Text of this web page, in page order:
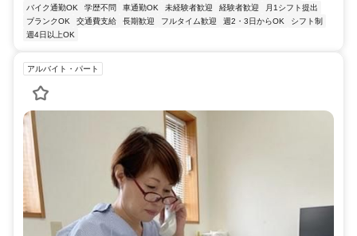
バイク通勤OK
学歴不問 車通勤OK 未経験者歓迎 経験者歓迎
月1シフト提出
ブランクOK
交通費支給 長期歓迎 フルタイム歓迎 週2・3日からOK
シフト制
週4日以上OK
アルバイト・パート